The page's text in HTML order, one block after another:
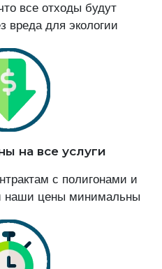
все отходы будут
вреда для экологии
на все услуги
с полигонами и
наши цены минимальны